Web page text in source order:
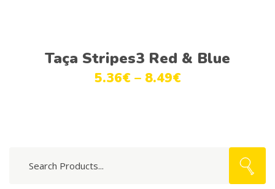
Ver opções
Taça Stripes3 Red & Blue
5.36€ – 8.49€